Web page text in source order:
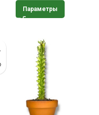
Параметры